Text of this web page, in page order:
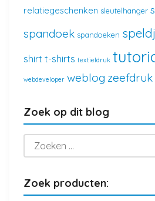
relatiegeschenken sleutelhanger
spandoek spandoeken
shirt t-shirts textieldruk
webdeveloper weblog zeefdruk
Zoek op dit blog
Zoeken
naar:
Zoek producten: